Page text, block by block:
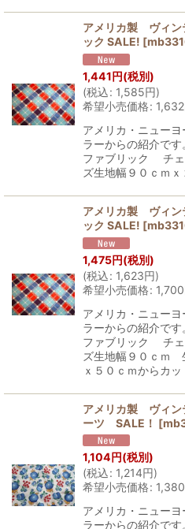
アメリカ製 ヴィ
ック SALE! [
1,441円(税別)
(税込: 1,585円)
希望小売価格: 1,632
アメリカ・ニュー
ラーからの紹介で
ファブリック チ
ズ生地幅９０ｃｍ
アメリカ製 ヴィ
ック SALE! [
1,475円(税別)
(税込: 1,623円)
希望小売価格: 1,700
アメリカ・ニュー
ラーからの紹介で
ファブリック チ
ズ生地幅９０ｃｍ
ｘ５０ｃｍからカ
アメリカ製 ヴィ
ーツ SALE！ [
1,104円(税別)
(税込: 1,214円)
希望小売価格: 1,380
アメリカ・ニュー
ラーからの紹介で